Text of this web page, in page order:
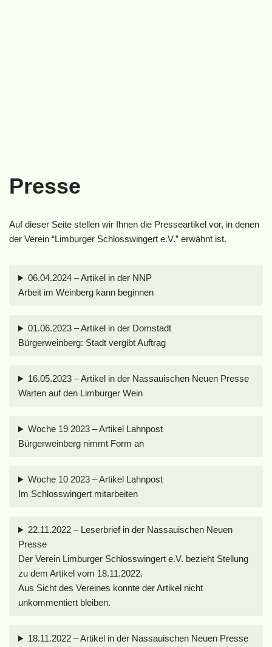
Presse
Auf dieser Seite stellen wir Ihnen die Presseartikel vor, in denen
der Verein “Limburger Schlosswingert e.V.” erwähnt ist.
06.04.2024 – Artikel in der NNP
Arbeit im Weinberg kann beginnen
01.06.2023 – Artikel in der Domstadt
Bürgerweinberg: Stadt vergibt Auftrag
16.05.2023 – Artikel in der Nassauischen Neuen Presse
Warten auf den Limburger Wein
Woche 19 2023 – Artikel Lahnpost
Bürgerweinberg nimmt Form an
Woche 10 2023 – Artikel Lahnpost
Im Schlosswingert mitarbeiten
22.11.2022 – Leserbrief in der Nassauischen Neuen
Presse
Der Verein Limburger Schlosswingert e.V. bezieht Stellung
zu dem Artikel vom 18.11.2022.
Aus Sicht des Vereines konnte der Artikel nicht
unkommentiert bleiben.
18.11.2022 – Artikel in der Nassauischen Neuen Presse